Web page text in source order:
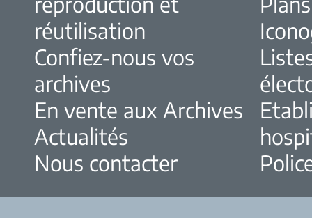
réutilisation
Confiez-nous vos
archives
En vente aux Archives
Actualités
Nous contacter